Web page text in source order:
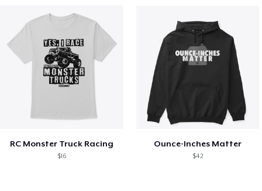
RC Monster Truck Racing
$16
Ounce-Inches Matter
$42